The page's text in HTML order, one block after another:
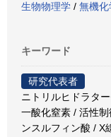
生物物理学 / 無機化
キーワード
研究代表者
ニトリルヒドラタ
一酸化窒素 / 活性
ンスルフィン酸 / X